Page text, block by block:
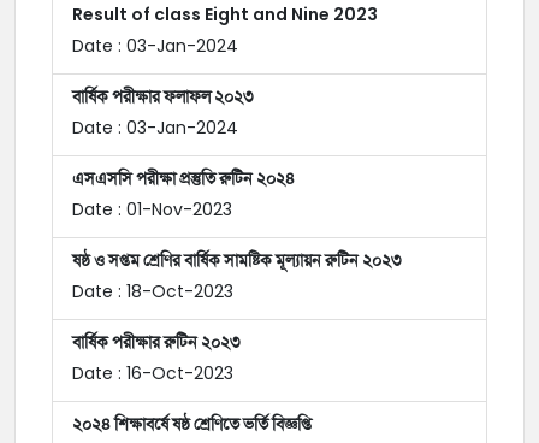
Result of class Eight and Nine 2023
Date : 03-Jan-2024
বার্ষিক পরীক্ষার ফলাফল ২০২৩
Date : 03-Jan-2024
এসএসসি পরীক্ষা প্রস্তুতি রুটিন ২০২৪
Date : 01-Nov-2023
ষষ্ঠ ও সপ্তম শ্রেণির বার্ষিক সামষ্টিক মূল্যায়ন রুটিন ২০২৩
Date : 18-Oct-2023
বার্ষিক পরীক্ষার রুটিন ২০২৩
Date : 16-Oct-2023
২০২৪ শিক্ষাবর্ষে ষষ্ঠ শ্রেণিতে ভর্তি বিজ্ঞপ্তি